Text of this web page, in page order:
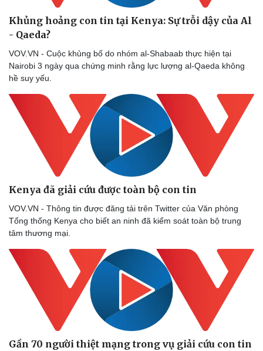
Khủng hoảng con tin tại Kenya: Sự trỗi dậy của Al
- Qaeda?
VOV.VN - Cuộc khủng bố do nhóm al-Shabaab thực hiện tại
Nairobi 3 ngày qua chứng minh rằng lực lượng al-Qaeda không
hề suy yếu.
Kenya đã giải cứu được toàn bộ con tin
VOV.VN - Thông tin được đăng tải trên Twitter của Văn phòng
Tổng thống Kenya cho biết an ninh đã kiểm soát toàn bộ trung
tâm thương mại.
Gần 70 người thiệt mạng trong vụ giải cứu con tin